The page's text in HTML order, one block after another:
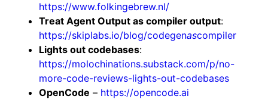
https://www.folkingebrew.nl/
Treat Agent Output as compiler output:
https://skiplabs.io/blog/codegenascompiler
Lights out codebases:
https://molochinations.substack.com/p/no-
more-code-reviews-lights-out-codebases
OpenCode – https://opencode.ai